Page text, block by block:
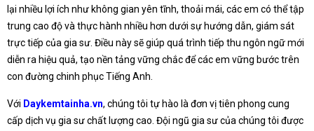
lại nhiều lợi ích như không gian yên tĩnh, thoải mái, các em có thể tập
trung cao độ và thực hành nhiều hơn dưới sự hướng dẫn, giám sát
trực tiếp của gia sư. Điều này sẽ giúp quá trình tiếp thu ngôn ngữ mới
diễn ra hiệu quả, tạo nền tảng vững chắc để các em vững bước trên
con đường chinh phục Tiếng Anh.
Với Daykemtainha.vn, chúng tôi tự hào là đơn vị tiên phong cung
cấp dịch vụ gia sư chất lượng cao. Đội ngũ gia sư của chúng tôi được